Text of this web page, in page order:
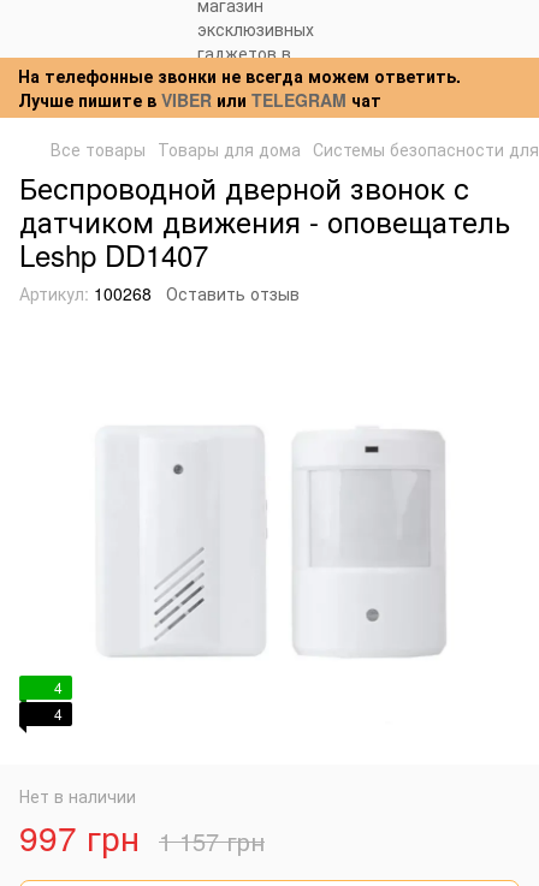
На телефонные звонки не всегда можем ответить.
Лучше пишите в VIBER или TELEGRAM чат
Все товары Товары для дома Системы безопасности
Беспроводной дверной звонок с
датчиком движения - оповещатель
Leshp DD1407
Артикул: 100268 Оставить отзыв
4
4
Нет в наличии
997 грн 1 157 грн